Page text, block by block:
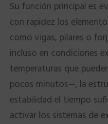
Su función principal es
con rapidez los
como vigas, pilares o
incluso en condiciones
temperaturas que
pocos minutos—, la
estabilidad el tiempo
activar los sistemas de